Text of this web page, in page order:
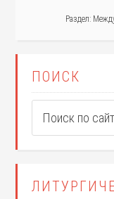
Раздел:
ПОИСК